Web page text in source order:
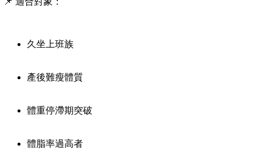
久坐上班族
產後難瘦體質
體重停滯期突破
體脂率過高者